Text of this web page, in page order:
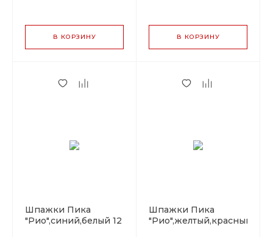
В КОРЗИНУ В КОРЗИНУ
Шпажки Пика
"Рио",синий,белый 12
Шпажки Пика
"Рио",желтый,красный